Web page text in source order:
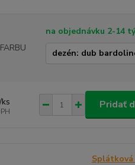
na objednávku 2-14
ks Pridať